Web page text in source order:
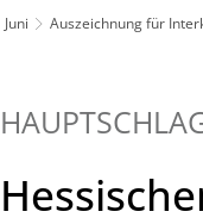
Juni Auszeichnung für